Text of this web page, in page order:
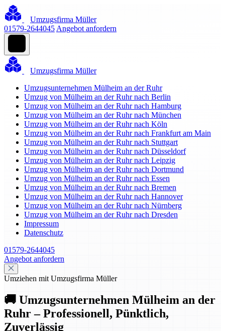
Umzugsfirma Müller
01579-2644045 Angebot anfordern
Umzugsfirma Müller
Umzugsunternehmen Mülheim an der Ruhr
Umzug von Mülheim an der Ruhr nach Berlin
Umzug von Mülheim an der Ruhr nach Hamburg
Umzug von Mülheim an der Ruhr nach München
Umzug von Mülheim an der Ruhr nach Köln
Umzug von Mülheim an der Ruhr nach Frankfurt am Main
Umzug von Mülheim an der Ruhr nach Stuttgart
Umzug von Mülheim an der Ruhr nach Düsseldorf
Umzug von Mülheim an der Ruhr nach Leipzig
Umzug von Mülheim an der Ruhr nach Dortmund
Umzug von Mülheim an der Ruhr nach Essen
Umzug von Mülheim an der Ruhr nach Bremen
Umzug von Mülheim an der Ruhr nach Hannover
Umzug von Mülheim an der Ruhr nach Nürnberg
Umzug von Mülheim an der Ruhr nach Dresden
Impressum
Datenschutz
01579-2644045
Angebot anfordern
Umziehen mit Umzugsfirma Müller
🚚 Umzugsunternehmen Mülheim an der
Ruhr – Professionell, Pünktlich,
Zuverlässig